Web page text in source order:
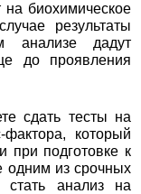
на биохимическое
результаты
анализе дадут
до проявления
сдать тесты на
который
при подготовке к
одним из срочных
анализ на